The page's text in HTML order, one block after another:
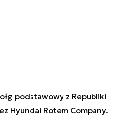
podstawowy z Republiki
Hyundai Rotem Company.